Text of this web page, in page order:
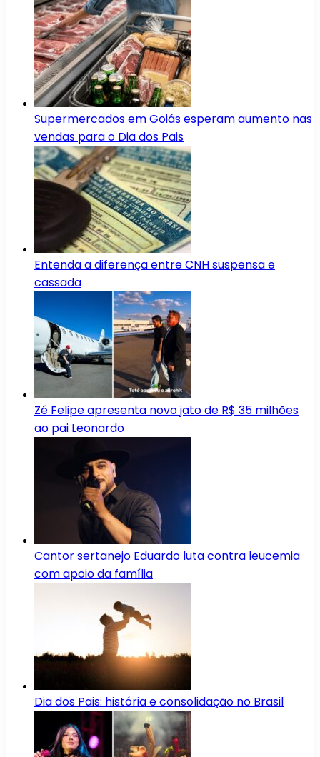
Supermercados em Goiás esperam aumento nas
vendas para o Dia dos Pais
Entenda a diferença entre CNH suspensa e
cassada
Zé Felipe apresenta novo jato de R$ 35 milhões
ao pai Leonardo
Cantor sertanejo Eduardo luta contra leucemia
com apoio da família
Dia dos Pais: história e consolidação no Brasil